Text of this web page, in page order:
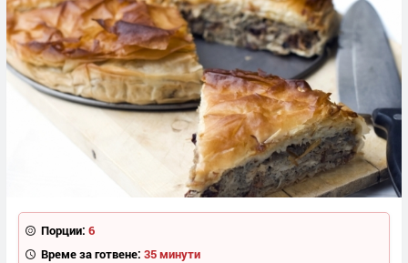
Порции: 6
Време за готвене: 35 минути